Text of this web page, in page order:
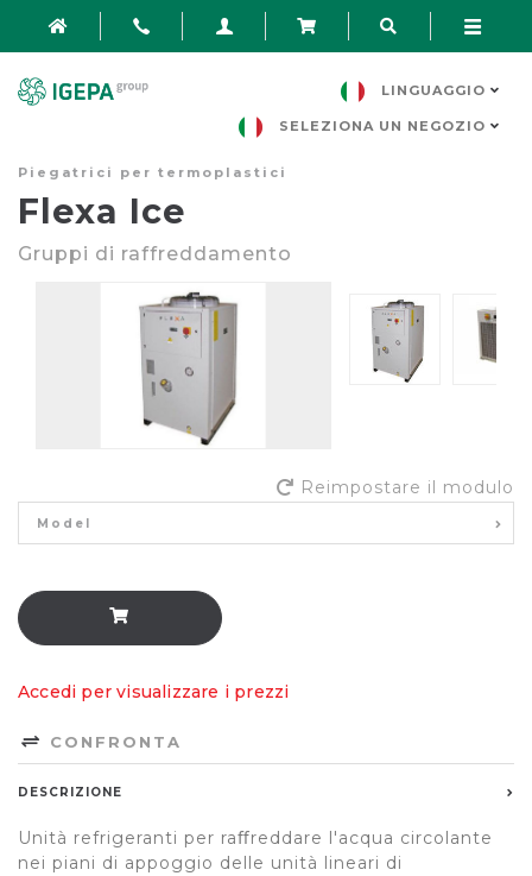
LINGUAGGIO
SELEZIONA UN NEGOZIO
Piegatrici per termoplastici
Flexa Ice
Gruppi di raffreddamento
Reimpostare il modulo
Model
Accedi per visualizzare i prezzi
CONFRONTA
DESCRIZIONE
Unità refrigeranti per raﬀreddare l'acqua circolante
nei piani di appoggio delle unità lineari di